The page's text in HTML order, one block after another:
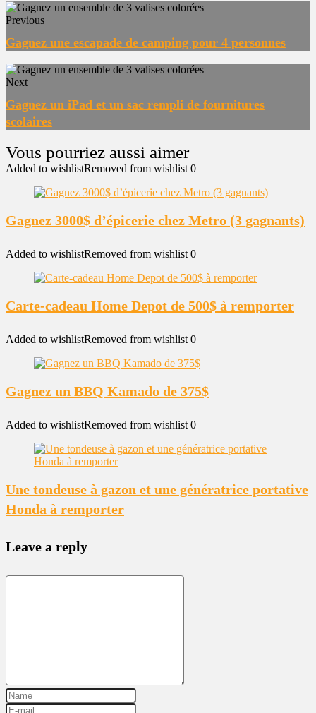
Previous
Gagnez une escapade de camping pour 4 personnes
Next
Gagnez un iPad et un sac rempli de fournitures
scolaires
Added to wishlistRemoved from wishlist 0
Gagnez 3000$ d’épicerie chez Metro (3 gagnants)
Added to wishlistRemoved from wishlist 0
Carte-cadeau Home Depot de 500$ à remporter
Added to wishlistRemoved from wishlist 0
Gagnez un BBQ Kamado de 375$
Added to wishlistRemoved from wishlist 0
Une tondeuse à gazon et une génératrice portative
Honda à remporter
Leave a reply